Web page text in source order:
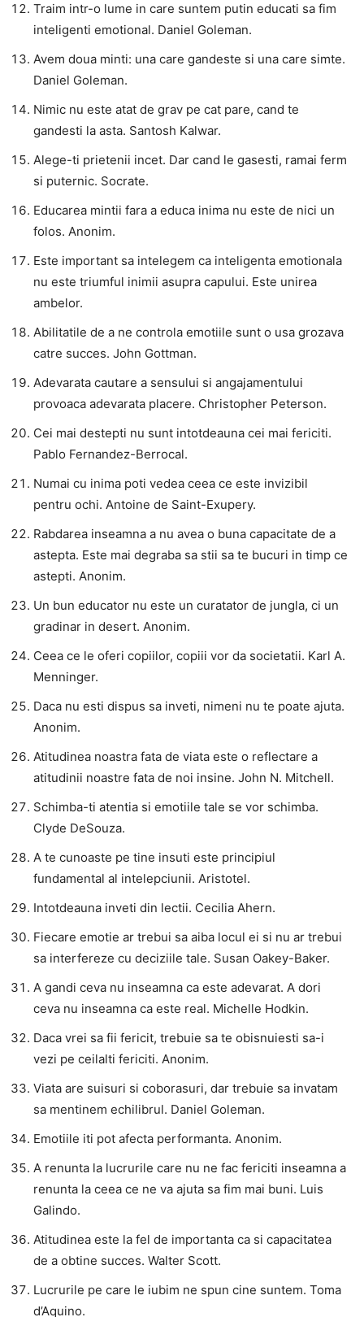
Traim intr-o lume in care suntem putin educati sa fim
inteligenti emotional. Daniel Goleman.
Avem doua minti: una care gandeste si una care simte.
Daniel Goleman.
Nimic nu este atat de grav pe cat pare, cand te
gandesti la asta. Santosh Kalwar.
Alege-ti prietenii incet. Dar cand le gasesti, ramai ferm
si puternic. Socrate.
Educarea mintii fara a educa inima nu este de nici un
folos. Anonim.
Este important sa intelegem ca inteligenta emotionala
nu este triumful inimii asupra capului. Este unirea
ambelor.
Abilitatile de a ne controla emotiile sunt o usa grozava
catre succes. John Gottman.
Adevarata cautare a sensului si angajamentului
provoaca adevarata placere. Christopher Peterson.
Cei mai destepti nu sunt intotdeauna cei mai fericiti.
Pablo Fernandez-Berrocal.
Numai cu inima poti vedea ceea ce este invizibil
pentru ochi. Antoine de Saint-Exupery.
Rabdarea inseamna a nu avea o buna capacitate de a
astepta. Este mai degraba sa stii sa te bucuri in timp ce
astepti. Anonim.
Un bun educator nu este un curatator de jungla, ci un
gradinar in desert. Anonim.
Ceea ce le oferi copiilor, copiii vor da societatii. Karl A.
Menninger.
Daca nu esti dispus sa inveti, nimeni nu te poate ajuta.
Anonim.
Atitudinea noastra fata de viata este o reflectare a
atitudinii noastre fata de noi insine. John N. Mitchell.
Schimba-ti atentia si emotiile tale se vor schimba.
Clyde DeSouza.
A te cunoaste pe tine insuti este principiul
fundamental al intelepciunii. Aristotel.
Intotdeauna inveti din lectii. Cecilia Ahern.
Fiecare emotie ar trebui sa aiba locul ei si nu ar trebui
sa interfereze cu deciziile tale. Susan Oakey-Baker.
A gandi ceva nu inseamna ca este adevarat. A dori
ceva nu inseamna ca este real. Michelle Hodkin.
Daca vrei sa fii fericit, trebuie sa te obisnuiesti sa-i
vezi pe ceilalti fericiti. Anonim.
Viata are suisuri si coborasuri, dar trebuie sa invatam
sa mentinem echilibrul. Daniel Goleman.
Emotiile iti pot afecta performanta. Anonim.
A renunta la lucrurile care nu ne fac fericiti inseamna a
renunta la ceea ce ne va ajuta sa fim mai buni. Luis
Galindo.
Atitudinea este la fel de importanta ca si capacitatea
de a obtine succes. Walter Scott.
Lucrurile pe care le iubim ne spun cine suntem. Toma
d’Aquino.